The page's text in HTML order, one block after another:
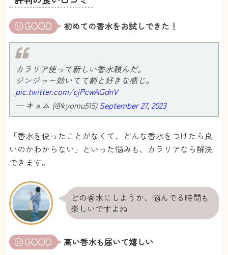
初めての香水をお試しできた！
カラリア使って新しい香水頼んだ。
ジンジャー効いてて割と好きな感じ。
pic.twitter.com/cjPcwAGdnV
— キョム (@kyomu515)September 27, 2023
「香水を使ったことがなくて、どんな香水をつけたら良
いのかわからない」といった悩みも、カラリアなら解決
できます。
どの香水にしようか、悩んでる時間も
楽しいですよね
高い香水も届いて嬉しい